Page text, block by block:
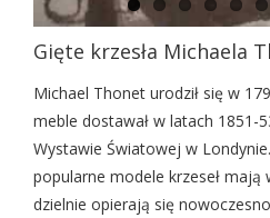
Gięte krzesła Michaela
Michael Thonet urodził się w
meble dostawał w latach 1851-
Wystawie Światowej w
popularne modele krzeseł mają
dzielnie opierają się